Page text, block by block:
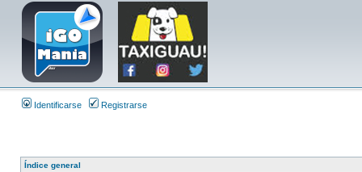
Identificarse Registrarse
Índice general